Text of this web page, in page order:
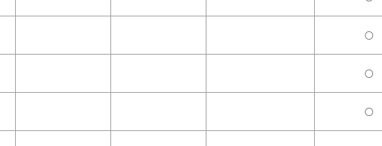
○
○
○